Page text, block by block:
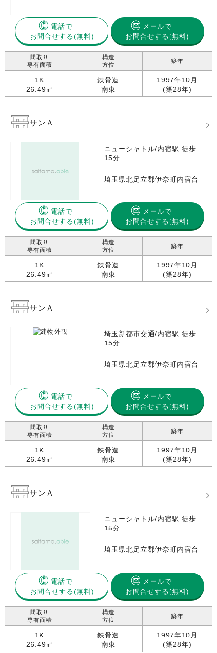
電話で
お問合せする
メールで
お問合せする(無料)
間取り
専有面積
1K
26.49㎡
構造
方位
鉄骨造
南東
築年
1997年10月
(築28年)
サンＡ
ニューシャトル/内宿駅 徒歩
15分
埼玉県北足立郡伊奈町内宿台
電話で
お問合せする
メールで
お問合せする(無料)
間取り
専有面積
1K
26.49㎡
構造
方位
鉄骨造
南東
築年
1997年10月
(築28年)
サンＡ
埼玉新都市交通/内宿駅 徒歩
15分
埼玉県北足立郡伊奈町内宿台
電話で
お問合せする
メールで
お問合せする(無料)
間取り
専有面積
1K
26.49㎡
構造
方位
鉄骨造
南東
築年
1997年10月
(築28年)
サンＡ
ニューシャトル/内宿駅 徒歩
15分
埼玉県北足立郡伊奈町内宿台
電話で
お問合せする
メールで
お問合せする(無料)
間取り
専有面積
1K
26.49㎡
構造
方位
鉄骨造
南東
築年
1997年10月
(築28年)